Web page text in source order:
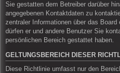
Sie gestatten dem Betreiber darüber
angegebenen Kontaktdaten zu
zentraler Informationen über das
dürfen er und andere Benutzer Sie
persönlichen Bereich gestattet haben.
GELTUNGSBEREICH DIESER
Diese Richtlinie umfasst nur den